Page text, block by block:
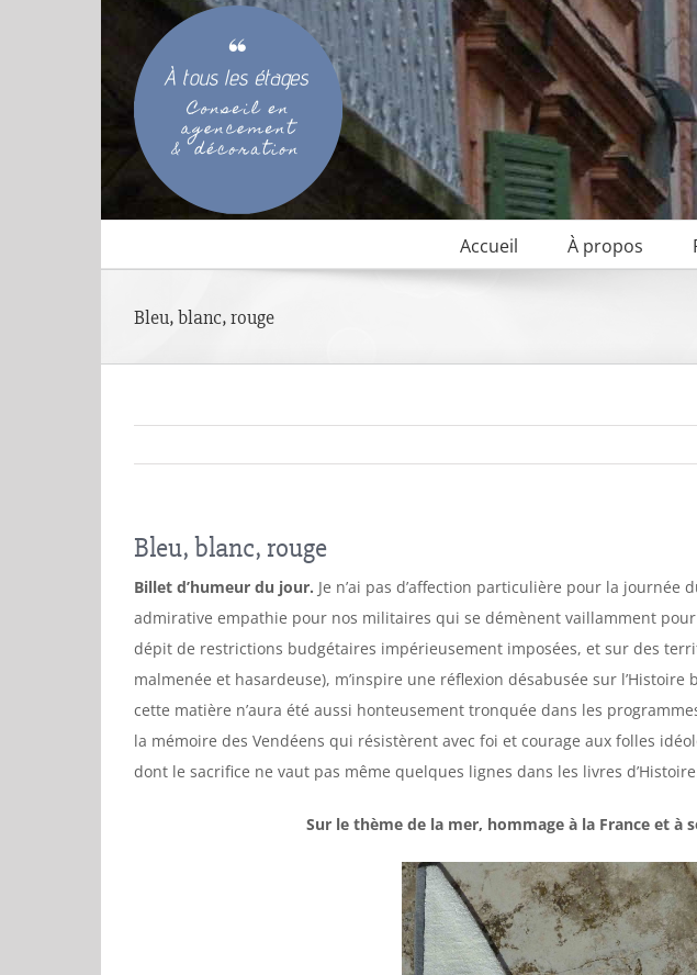
Accueil À propos
Bleu, blanc, rouge
Bleu, blanc, rouge
Billet d’humeur du jour. Je n’ai pas d’affection particulière pour la journée
admirative empathie pour nos militaires qui se démènent vaillamment pour
dépit de restrictions budgétaires impérieusement imposées, et sur des
malmenée et hasardeuse), m’inspire une réflexion désabusée sur l’Histoire
cette matière n’aura été aussi honteusement tronquée dans les
la mémoire des Vendéens qui résistèrent avec foi et courage aux folles
dont le sacrifice ne vaut pas même quelques lignes dans les livres
Sur le thème de la mer, hommage à la France et à